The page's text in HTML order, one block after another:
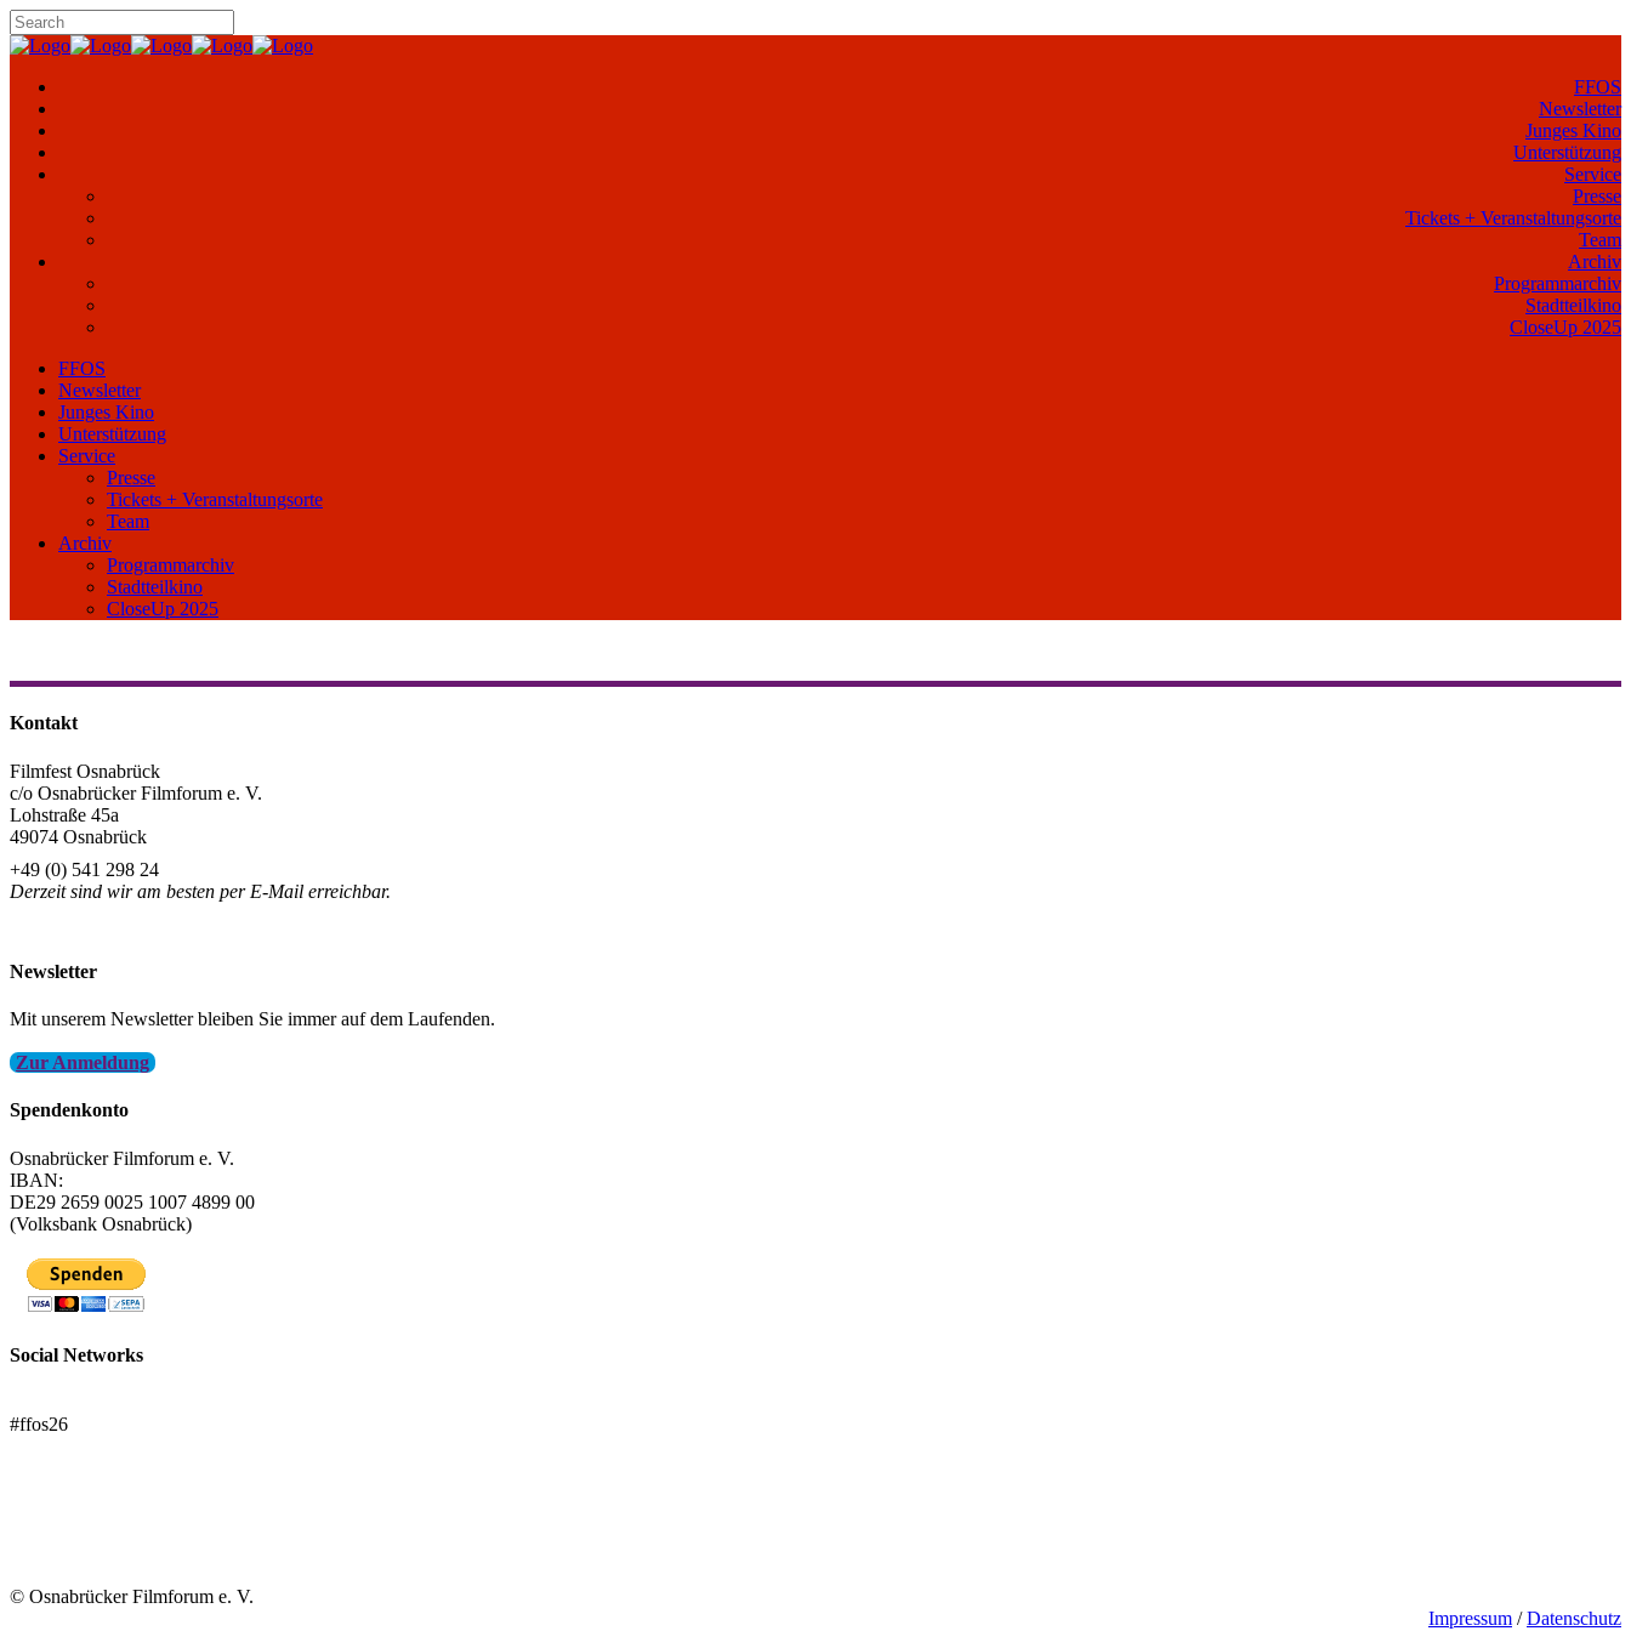
FFOS
Newsletter
Junges Kino
Unterstützung
Service
Presse
Tickets + Veranstaltungsorte
Team
Archiv
Programmarchiv
Stadtteilkino
CloseUp 2025
FFOS
Newsletter
Junges Kino
Unterstützung
Service
Presse
Tickets + Veranstaltungsorte
Team
Archiv
Programmarchiv
Stadtteilkino
CloseUp 2025
Kontakt
Filmfest Osnabrück
c/o Osnabrücker Filmforum e. V.
Lohstraße 45a
49074 Osnabrück
+49 (0) 541 298 24
Derzeit sind wir am besten per E-Mail erreichbar.
Newsletter
Mit unserem Newsletter bleiben Sie immer auf dem Laufenden.
Zur Anmeldung
Spendenkonto
Osnabrücker Filmforum e. V.
IBAN:
DE29 2659 0025 1007 4899 00
(Volksbank Osnabrück)
Social Networks
#ffos26
© Osnabrücker Filmforum e. V.
Impressum /Datenschutz